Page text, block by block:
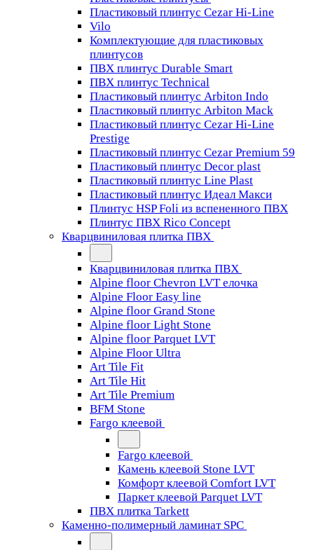
Пластиковый плинтус Cezar Hi-Line
Vilo
Комплектующие для пластиковых
плинтусов
ПВХ плинтус Durable Smart
ПВХ плинтус Technical
Пластиковый плинтус Arbiton Indo
Пластиковый плинтус Arbiton Mack
Пластиковый плинтус Cezar Hi-Line
Prestige
Пластиковый плинтус Cezar Premium 59
Пластиковый плинтус Decor plast
Пластиковый плинтус Line Plast
Пластиковый плинтус Идеал Макси
Плинтус HSP Foli из вспененного ПВХ
Плинтус ПВХ Rico Concept
Кварцвиниловая плитка ПВХ
Кварцвиниловая плитка ПВХ
Alpine floor Chevron LVT елочка
Alpine Floor Easy line
Alpine floor Grand Stone
Alpine floor Light Stone
Alpine floor Parquet LVT
Alpine Floor Ultra
Art Tile Fit
Art Tile Hit
Art Tile Premium
BFM Stone
Fargo клеевой
Fargo клеевой
Камень клеевой Stone LVT
Комфорт клеевой Comfort LVT
Паркет клеевой Parquet LVT
ПВХ плитка Tarkett
Каменно-полимерный ламинат SPC